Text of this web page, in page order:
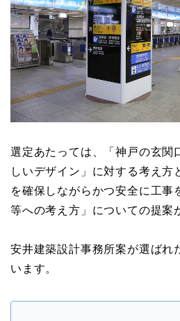
選定あたっては、「神戸の玄関
しいデザイン」に対する考え方
を確保しながらかつ安全に工事
等への考え方」についての提案
安井建築設計事務所案が選ばれ
います。